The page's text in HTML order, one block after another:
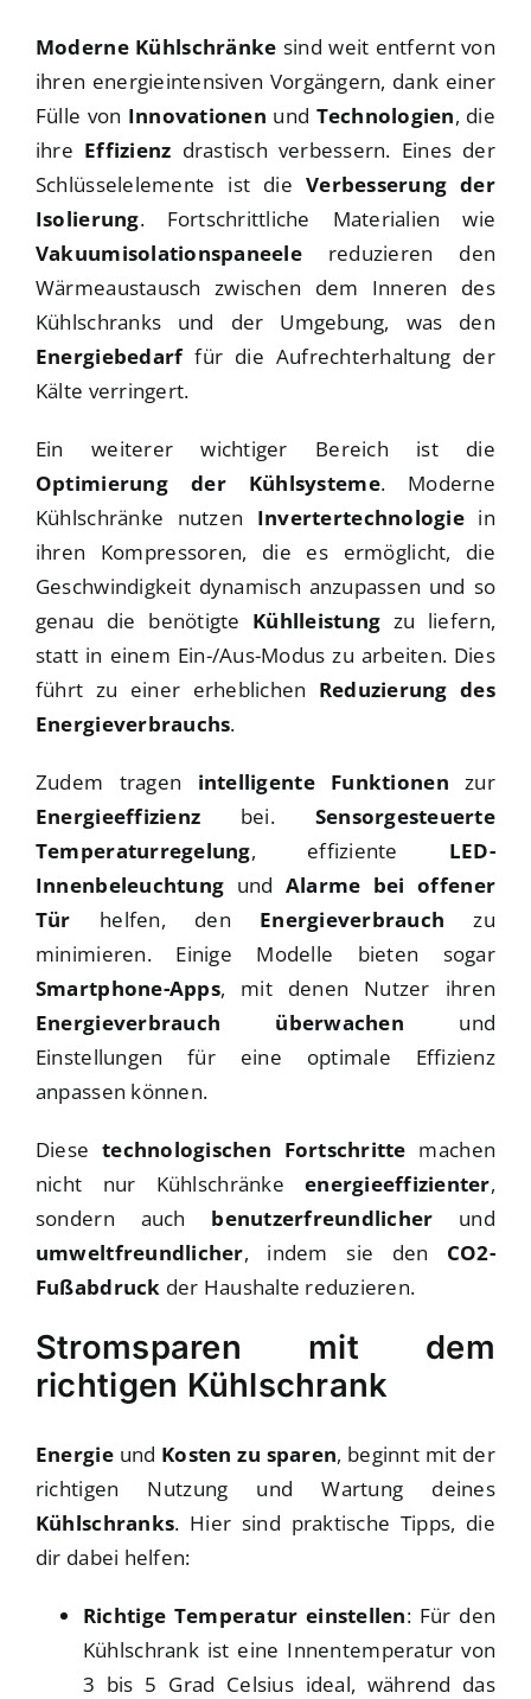
Moderne Kühlschränke sind weit entfernt von
ihren energieintensiven Vorgängern, dank einer
Fülle von Innovationen und Technologien, die
ihre Effizienz drastisch verbessern. Eines der
Schlüsselelemente ist dieVerbesserung der
Isolierung. Fortschrittliche Materialien wie
Vakuumisolationspaneelereduzieren den
Wärmeaustausch zwischen dem Inneren des
Kühlschranks und der Umgebung, was den
Energiebedarffür die Aufrechterhaltung der
Kälte verringert.
Ein weiterer wichtiger Bereich ist die
Optimierung der Kühlsysteme. Moderne
Kühlschränke nutzen Invertertechnologiein
ihren Kompressoren, die es ermöglicht, die
Geschwindigkeit dynamisch anzupassen und so
genau die benötigte Kühlleistung zu liefern,
statt in einem Ein-/Aus-Modus zu arbeiten. Dies
führt zu einer erheblichen Reduzierung des
Energieverbrauchs.
Zudem tragen intelligente Funktionen zur
Energieeffizienz bei. Sensorgesteuerte
Temperaturregelung, effiziente LED-
Innenbeleuchtung und Alarme bei offener
Tür helfen, den Energieverbrauch zu
minimieren. Einige Modelle bieten sogar
Smartphone-Apps, mit denen Nutzer ihren
Energieverbrauch überwachen und
Einstellungen für eine optimale Effizienz
anpassen können.
Diesetechnologischen Fortschritte machen
nicht nur Kühlschränkeenergieeffizienter,
sondern auch benutzerfreundlicher und
umweltfreundlicher, indem sie den CO2-
Fußabdruck der Haushalte reduzieren.
Stromsparen mit dem
richtigen Kühlschrank
Energieund Kosten zu sparen, beginnt mit der
richtigen Nutzung und Wartung deines
Kühlschranks. Hier sind praktische Tipps, die
dir dabei helfen:
Richtige Temperatur einstellen: Für den
Kühlschrank ist eine Innentemperatur von
3 bis 5 Grad Celsius ideal, während das